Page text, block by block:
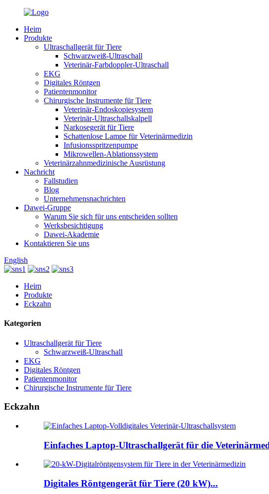
Heim
Produkte
Ultraschallgerät für Tiere
Schwarzweiß-Ultraschall
Veterinär-Farbdoppler-Ultraschall
EKG
Digitales Röntgen
Patientenmonitor
Chirurgische Instrumente für Tiere
Veterinär-Endoskopiesystem
Veterinär-Ultraschallskalpell
Narkosegerät für Tiere
Schattenlose Lampe für Veterinärmedizin
Infusionsspritzenpumpe
Mikrowellen-Ablationssystem
Veterinärzahnmedizinische Ausrüstung
Nachricht
Fallstudien
Blog
Unternehmensnachrichten
Dawei-Gruppe
Warum Sie sich für uns entscheiden sollten
Werksbesichtigung
Dawei-Akademie
Kontaktieren Sie uns
English
Heim
Produkte
Eckzahn
Kategorien
Ultraschallgerät für Tiere
Schwarzweiß-Ultraschall
EKG
Digitales Röntgen
Patientenmonitor
Chirurgische Instrumente für Tiere
Eckzahn
Einfaches Laptop-Ultraschallgerät für die
Digitales Röntgengerät für Tiere (20 kW)...